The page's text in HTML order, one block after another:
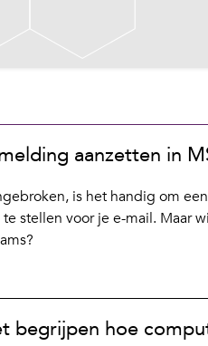
aanzetten in
is het handig om een
stellen voor je e-mail. Maar
begrijpen hoe